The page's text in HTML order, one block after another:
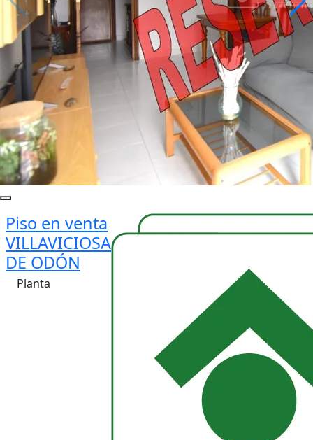
Piso en venta
VILLAVICIOSA
DE ODÓN
Planta